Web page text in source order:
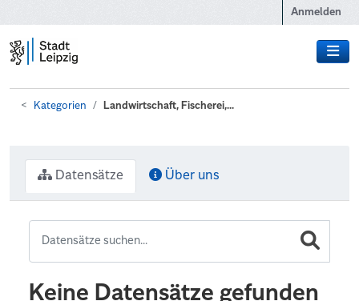
Anmelden
Kategorien Landwirtschaft, Fischerei,...
Datensätze Über uns
Keine Datensätze gefunden